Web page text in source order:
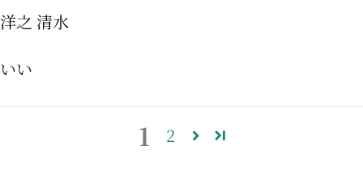
洋之 清水
いい
1 2